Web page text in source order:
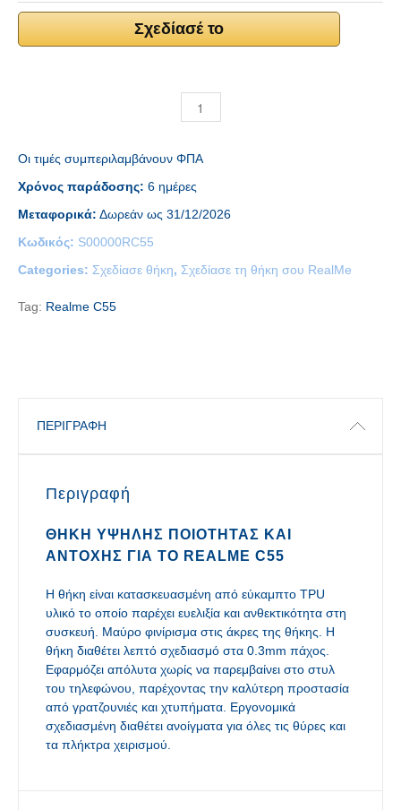
Σχεδίασέ το
Οι τιμές συμπεριλαμβάνουν ΦΠΑ
Χρόνος παράδοσης: 6 ημέρες
Μεταφορικά: Δωρεάν ως 31/12/2026
Κωδικός: S00000RC55
Categories: Σχεδίασε θήκη, Σχεδίασε τη θήκη σου RealMe
Tag: Realme C55
ΠΕΡΙΓΡΑΦΉ
Περιγραφή
ΘΉΚΗ ΥΨΗΛΉΣ ΠΟΙΌΤΗΤΑΣ ΚΑΙ
ΑΝΤΟΧΉΣ ΓΙΑ ΤΟ REALME C55
Η θήκη είναι κατασκευασμένη από εύκαμπτο TPU
υλικό το οποίο παρέχει ευελιξία και ανθεκτικότητα στη
συσκευή. Μαύρο φινίρισμα στις άκρες της θήκης. Η
θήκη διαθέτει λεπτό σχεδιασμό στα 0.3mm πάχος.
Εφαρμόζει απόλυτα χωρίς να παρεμβαίνει στο στυλ
του τηλεφώνου, παρέχοντας την καλύτερη προστασία
από γρατζουνιές και χτυπήματα. Εργονομικά
σχεδιασμένη διαθέτει ανοίγματα για όλες τις θύρες και
τα πλήκτρα χειρισμού.